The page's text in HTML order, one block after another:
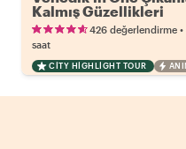
Kalmış Güzellikleri
426 değerlendirme •
saat
CITY HIGHLIGHT TOUR